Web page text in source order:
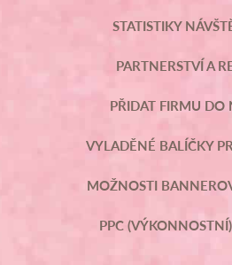
STATISTIKY
PARTNERSTVÍ A
PŘIDAT FIRMU DO
VYLADĚNÉ BALÍČKY
MOŽNOSTI
PPC